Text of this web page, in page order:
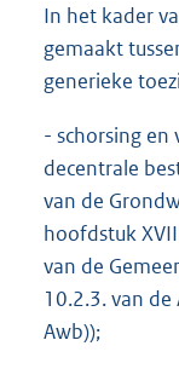
In het kader
gemaakt
generieke
- schorsing en
decentrale
van de
hoofdstuk
van de
10.2.3. van
Awb));